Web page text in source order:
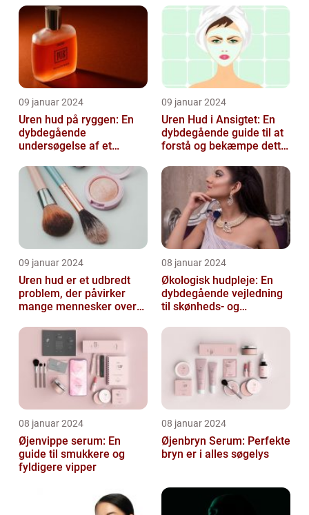
09 januar 2024
Uren hud på ryggen: En
dybdegående
undersøgelse af et
undertiden overset
skønhedspr...
09 januar 2024
Uren Hud i Ansigtet: En
dybdegående guide til at
forstå og bekæmpe dette
09 januar 2024
Uren hud er et udbredt
problem, der påvirker
mange mennesker over
08 januar 2024
Økologisk hudpleje: En
dybdegående vejledning
til skønheds- og
08 januar 2024
Øjenvippe serum: En
guide til smukkere og
fyldigere vipper
08 januar 2024
Øjenbryn Serum: Perfekte
bryn er i alles søgelys